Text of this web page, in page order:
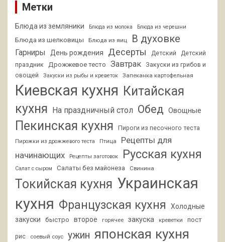
Метки
Блюда из земляники Блюда из молока Блюда из черешни
Блюда из шелковицы Блюда из яиц В духовке
Гарниры День рождения Десерты Детский
Детский
праздник
Дрожжевое тесто Завтрак
Закуски из грибов и
овощей
Закуски из рыбы и креветок Запеканка картофельная
Киевская кухня Китайская
кухня На праздничный стол Обед Овощные
Пекинская кухня Пироги из песочного теста
Пирожки из дрожжевого теста Птица
Рецепты для
начинающих
Рецепты заготовок Русская кухня
Салат с сыром Салаты без майонеза Свинина
Токийская кухня Украинская
кухня Французская кухня
Холодные
закуски
быстро второе горячее закуска креветки пост
рис соевый соус ужин японская кухня